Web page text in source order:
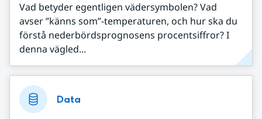
Vad betyder egentligen vädersymbolen? Vad
avser ”känns som”-temperaturen, och hur ska du
förstå nederbördsprognosens procentsiffror? I
denna vägled...
Data